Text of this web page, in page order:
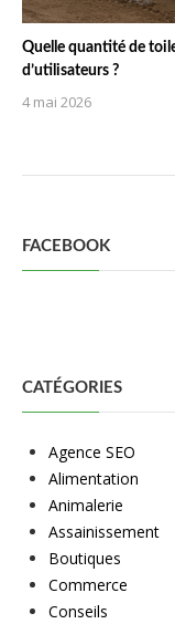
Quelle quantité de
d’utilisateurs ?
4 mai 2026
FACEBOOK
CATÉGORIES
Agence SEO
Alimentation
Animalerie
Assainissement
Boutiques
Commerce
Conseils